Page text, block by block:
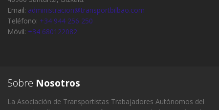
Email: administracion@transportbilbao.com
Teléfono: +34 944 256 250
Móvil: +34 680122082
Sobre Nosotros
La Asociación de Transportistas Trabajadores Autónomos del